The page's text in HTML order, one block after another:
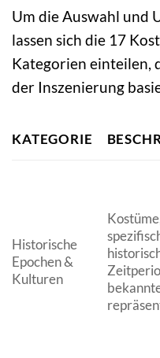
Um die Auswahl und
lassen sich die 17
Kategorien einteilen,
der Inszenierung
KATEGORIE
Historische
Epochen &
Kulturen